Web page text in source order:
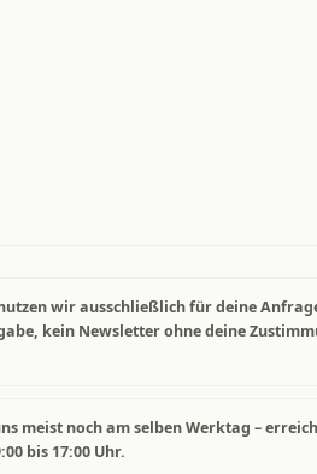
wir ausschließlich für deine
kein Newsletter ohne deine
meist noch am selben Werktag –
bis 17:00 Uhr.